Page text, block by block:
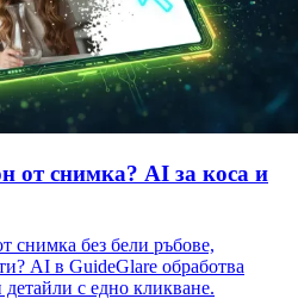
от снимка? AI за коса и
снимка без бели ръбове,
AI в GuideGlare обработва
с едно кликване.